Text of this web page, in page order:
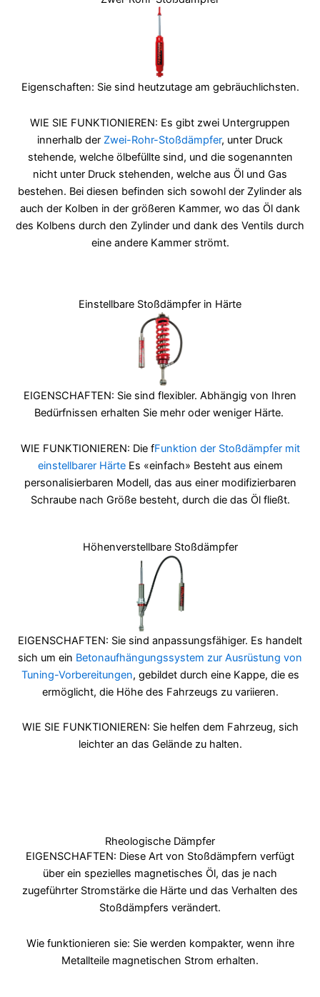
Eigenschaften: Sie sind heutzutage am gebräuchlichsten.
WIE SIE FUNKTIONIEREN: Es gibt zwei Untergruppen
innerhalb der Zwei-Rohr-Stoßdämpfer, unter Druck
stehende, welche ölbefüllte sind, und die sogenannten
nicht unter Druck stehenden, welche aus Öl und Gas
bestehen. Bei diesen befinden sich sowohl der Zylinder als
auch der Kolben in der größeren Kammer, wo das Öl dank
des Kolbens durch den Zylinder und dank des Ventils durch
eine andere Kammer strömt.
Einstellbare Stoßdämpfer in Härte
EIGENSCHAFTEN: Sie sind flexibler. Abhängig von Ihren
Bedürfnissen erhalten Sie mehr oder weniger Härte.
WIE FUNKTIONIEREN: Die fFunktion der Stoßdämpfer mit
einstellbarer HärteEs «einfach» Besteht aus einem
personalisierbaren Modell, das aus einer modifizierbaren
Schraube nach Größe besteht, durch die das Öl fließt.
Höhenverstellbare Stoßdämpfer
EIGENSCHAFTEN: Sie sind anpassungsfähiger. Es handelt
sich um ein Betonaufhängungssystem zur Ausrüstung von
Tuning-Vorbereitungen, gebildet durch eine Kappe, die es
ermöglicht, die Höhe des Fahrzeugs zu variieren.
WIE SIE FUNKTIONIEREN: Sie helfen dem Fahrzeug, sich
leichter an das Gelände zu halten.
Rheologische Dämpfer
EIGENSCHAFTEN: Diese Art von Stoßdämpfern verfügt
über ein spezielles magnetisches Öl, das je nach
zugeführter Stromstärke die Härte und das Verhalten des
Stoßdämpfers verändert.
Wie funktionieren sie: Sie werden kompakter, wenn ihre
Metallteile magnetischen Strom erhalten.